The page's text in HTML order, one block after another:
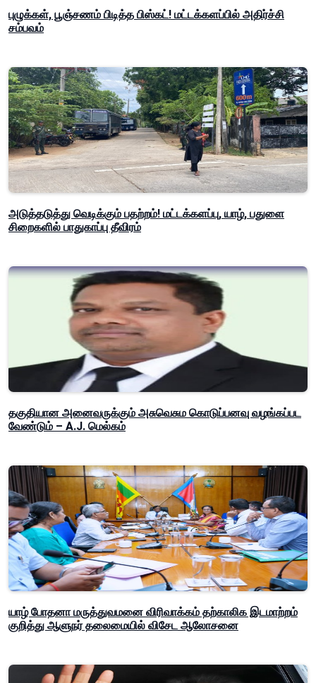
புழுக்கள், பூஞ்சணம் பிடித்த பிஸ்கட்! மட்டக்களப்பில் அதிர்ச்சி
சம்பவம்
அடுத்தடுத்து வெடிக்கும் பதற்றம்! மட்டக்களப்பு, யாழ், பதுளை
சிறைகளில் பாதுகாப்பு தீவிரம்
தகுதியான அனைவருக்கும் அசுவெசும கொடுப்பனவு வழங்கப்பட
வேண்டும் – A.J. மெல்கம்
யாழ் போதனா மருத்துவமனை விரிவாக்கம் தற்காலிக இடமாற்றம்
குறித்து ஆளுநர் தலைமையில் விசேட ஆலோசனை